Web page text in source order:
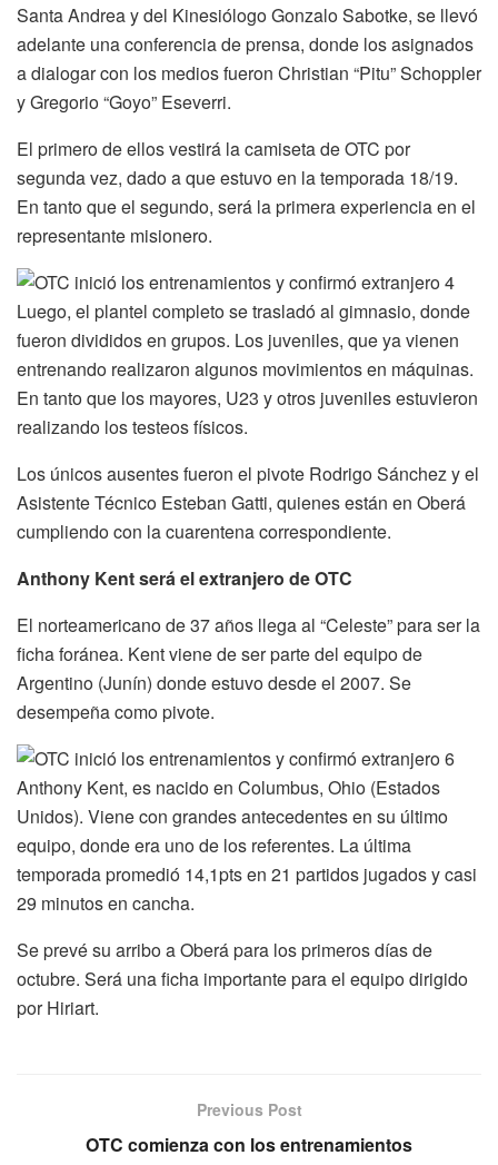
Santa Andrea y del Kinesiólogo Gonzalo Sabotke, se llevó
adelante una conferencia de prensa, donde los asignados
a dialogar con los medios fueron Christian “Pitu” Schoppler
y Gregorio “Goyo” Eseverri.
El primero de ellos vestirá la camiseta de OTC por
segunda vez, dado a que estuvo en la temporada 18/19.
En tanto que el segundo, será la primera experiencia en el
representante misionero.
Luego, el plantel completo se trasladó al gimnasio, donde
fueron divididos en grupos. Los juveniles, que ya vienen
entrenando realizaron algunos movimientos en máquinas.
En tanto que los mayores, U23 y otros juveniles estuvieron
realizando los testeos físicos.
Los únicos ausentes fueron el pivote Rodrigo Sánchez y el
Asistente Técnico Esteban Gatti, quienes están en Oberá
cumpliendo con la cuarentena correspondiente.
Anthony Kent será el extranjero de OTC
El norteamericano de 37 años llega al “Celeste” para ser la
ficha foránea. Kent viene de ser parte del equipo de
Argentino (Junín) donde estuvo desde el 2007. Se
desempeña como pivote.
Anthony Kent, es nacido en Columbus, Ohio (Estados
Unidos). Viene con grandes antecedentes en su último
equipo, donde era uno de los referentes. La última
temporada promedió 14,1pts en 21 partidos jugados y casi
29 minutos en cancha.
Se prevé su arribo a Oberá para los primeros días de
octubre. Será una ficha importante para el equipo dirigido
por Hiriart.
Previous Post
OTC comienza con los entrenamientos